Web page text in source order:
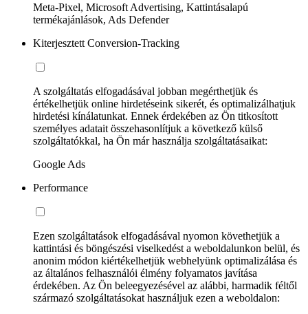
Meta-Pixel, Microsoft Advertising, Kattintásalapú
termékajánlások, Ads Defender
Kiterjesztett Conversion-Tracking
A szolgáltatás elfogadásával jobban megérthetjük és
értékelhetjük online hirdetéseink sikerét, és optimalizálhatjuk
hirdetési kínálatunkat. Ennek érdekében az Ön titkosított
személyes adatait összehasonlítjuk a következő külső
szolgáltatókkal, ha Ön már használja szolgáltatásaikat:
Google Ads
Performance
Ezen szolgáltatások elfogadásával nyomon követhetjük a
kattintási és böngészési viselkedést a weboldalunkon belül, és
anonim módon kiértékelhetjük webhelyünk optimalizálása és
az általános felhasználói élmény folyamatos javítása
érdekében. Az Ön beleegyezésével az alábbi, harmadik féltől
származó szolgáltatásokat használjuk ezen a weboldalon: